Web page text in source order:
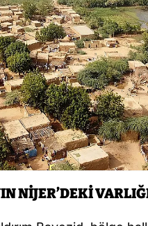
NİJER’DEKİ